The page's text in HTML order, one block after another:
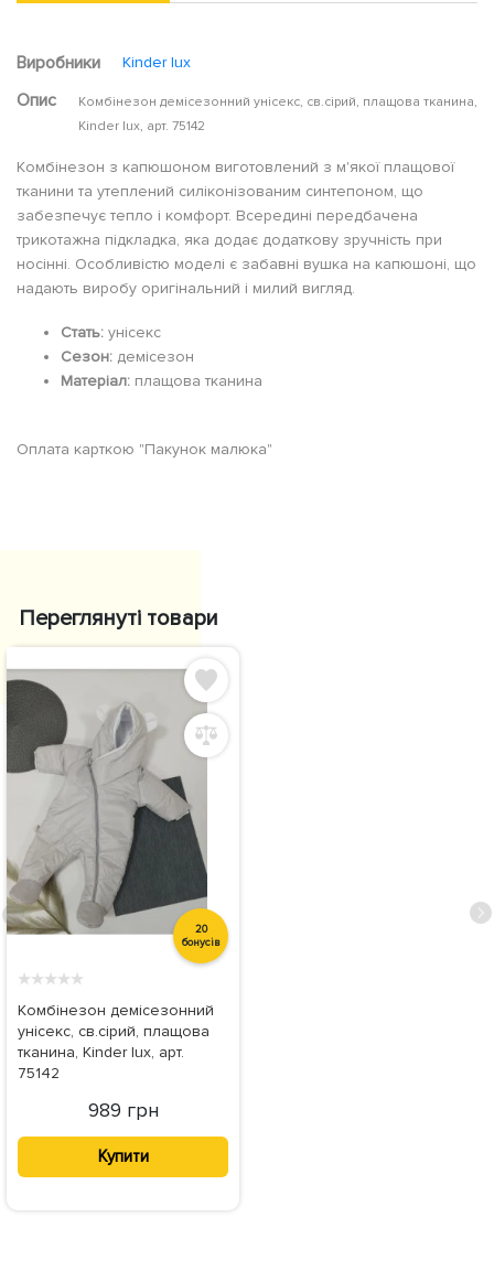
Виробники Kinder lux
Опис
Комбінезон демісезонний унісекс, св.сірий, плащова тканина,
Kinder lux, арт. 75142
Комбінезон з капюшоном виготовлений з м'якої плащової
тканини та утеплений силіконізованим синтепоном, що
забезпечує тепло і комфорт. Всередині передбачена
трикотажна підкладка, яка додає додаткову зручність при
носінні. Особливістю моделі є забавні вушка на капюшоні, що
надають виробу оригінальний і милий вигляд.
Стать: унісекс
Сезон: демісезон
Матеріал: плащова тканина
Оплата карткою "Пакунок малюка"
Переглянуті товари
20
бонусів
★★★★★
Комбінезон демісезонний
унісекс, св.сірий, плащова
тканина, Kinder lux, арт.
75142
989 грн
Купити